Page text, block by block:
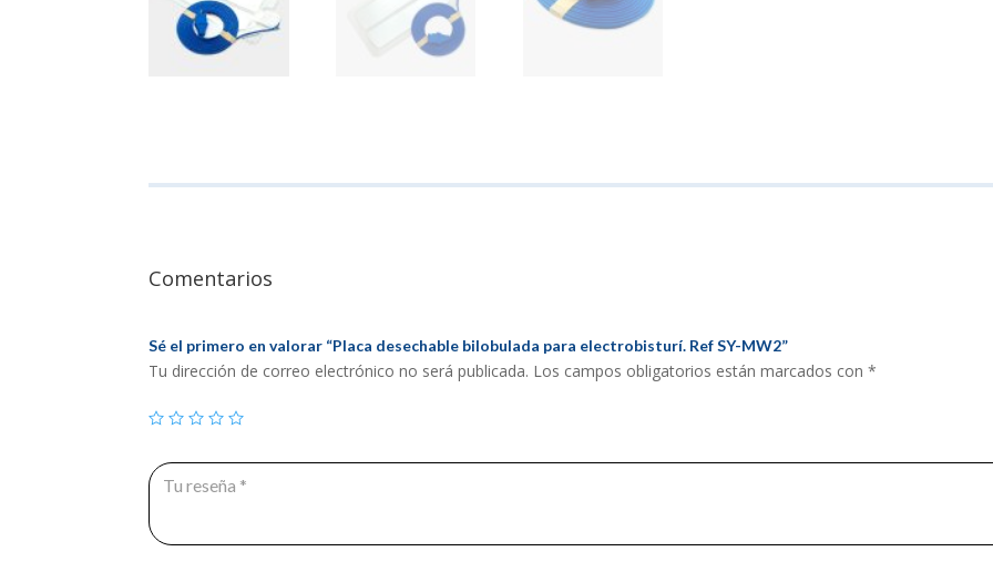
Comentarios
Sé el primero en valorar “Placa desechable bilobulada para electrobisturí. Ref SY-MW2”
Tu dirección de correo electrónico no será publicada. Los campos obligatorios están marcados con*